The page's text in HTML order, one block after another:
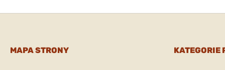
MAPA STRONY KATEGORIE